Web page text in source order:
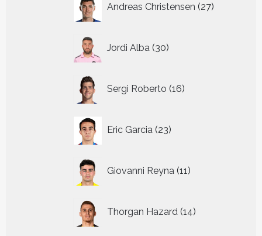
Andreas Christensen 27
producten
Jordi Alba 30
producten
Sergi Roberto 16
producten
Eric Garcia 23
producten
Giovanni Reyna 11
producten
Thorgan Hazard 14
producten